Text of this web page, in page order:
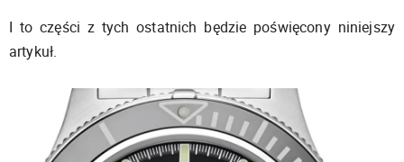
I to części z tych ostatnich będzie poświęcony niniejszy
artykuł.